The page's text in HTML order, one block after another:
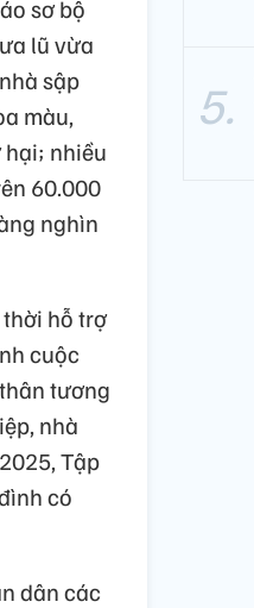
sơ bộ
lũ vừa
sập
màu,
hại; nhiều
60.000
nghìn
hỗ trợ
cuộc
tương
nhà
Tập
có
dân các